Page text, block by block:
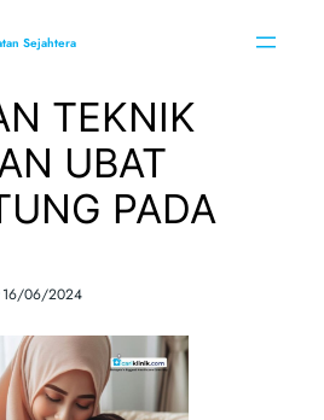
Sejahtera
TEKNIK
UBAT
PADA
16/06/2024